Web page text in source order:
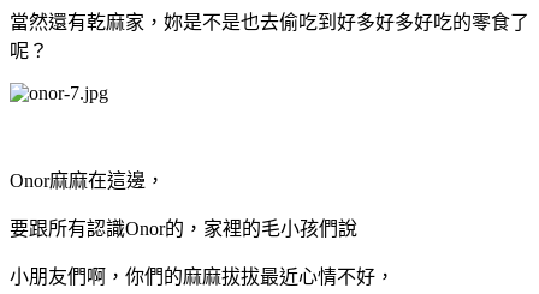
當然還有乾麻家，妳是不是也去偷吃到好多好多好吃的零食了
呢？
Onor麻麻在這邊，
要跟所有認識Onor的，家裡的毛小孩們說
小朋友們啊，你們的麻麻拔拔最近心情不好，